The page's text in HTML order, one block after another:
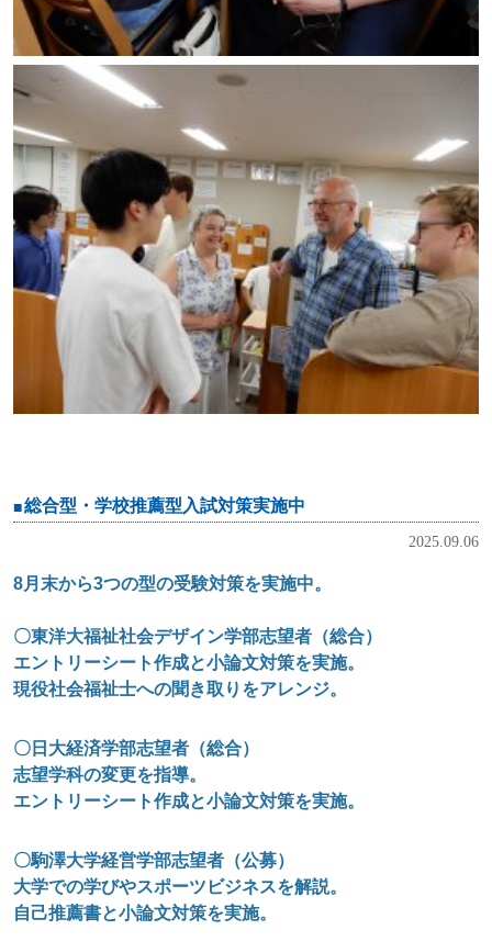
総合型・学校推薦型入試対策実施中
2025.09.06
8月末から3つの型の受験対策を実施中。
〇東洋大福祉社会デザイン学部志望者（総合）
エントリーシート作成と小論文対策を実施。
現役社会福祉士への聞き取りをアレンジ。
〇日大経済学部志望者（総合）
志望学科の変更を指導。
エントリーシート作成と小論文対策を実施。
〇駒澤大学経営学部志望者（公募）
大学での学びやスポーツビジネスを解説。
自己推薦書と小論文対策を実施。